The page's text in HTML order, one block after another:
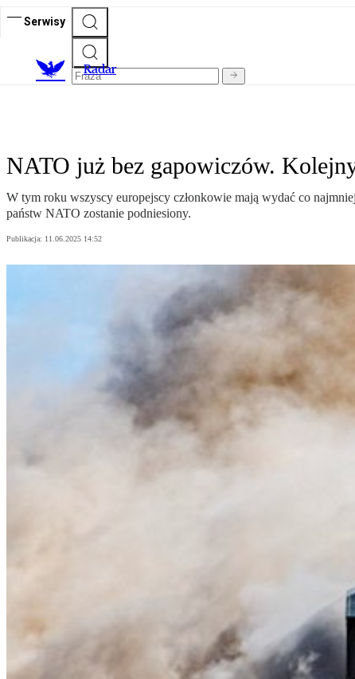
Serwisy
Radar
NATO już bez gapowiczów.
W tym roku wszyscy europejscy członkowie mają wydać co
państw NATO zostanie podniesiony.
Publikacja: 11.06.2025 14:52